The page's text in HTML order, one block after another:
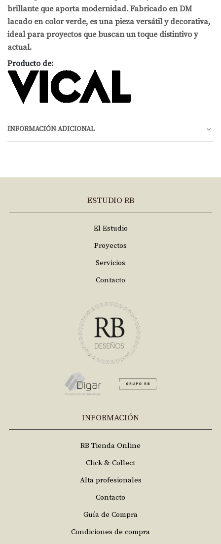
brillante que aporta modernidad. Fabricado en DM
lacado en color verde, es una pieza versátil y decorativa,
ideal para proyectos que buscan un toque distintivo y
actual.
Producto de:
INFORMACIÓN ADICIONAL
ESTUDIO RB
El Estudio
Proyectos
Servicios
Contacto
INFORMACIÓN
RB Tienda Online
Click & Collect
Alta profesionales
Contacto
Guía de Compra
Condiciones de compra